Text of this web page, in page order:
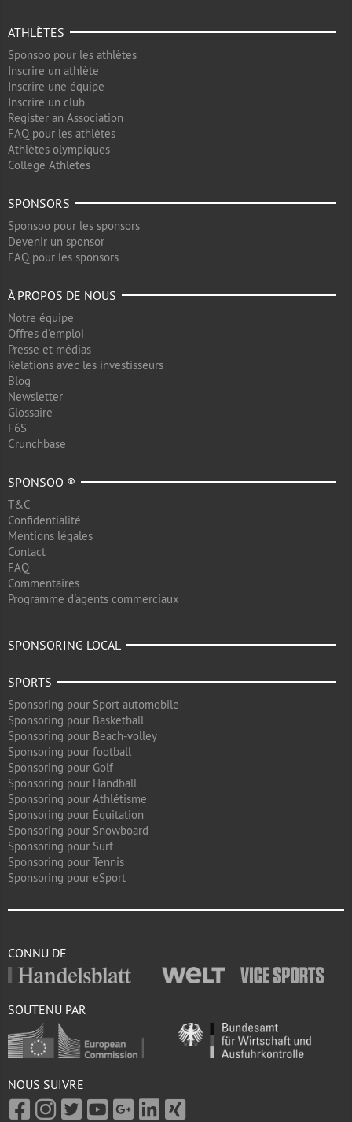
ATHLÈTES
Sponsoo pour les athlètes
Inscrire un athlète
Inscrire une équipe
Inscrire un club
Register an Association
FAQ pour les athlètes
Athlètes olympiques
College Athletes
SPONSORS
Sponsoo pour les sponsors
Devenir un sponsor
FAQ pour les sponsors
À PROPOS DE NOUS
Notre équipe
Offres d'emploi
Presse et médias
Relations avec les investisseurs
Blog
Newsletter
Glossaire
F6S
Crunchbase
SPONSOO ®
T&C
Confidentialité
Mentions légales
Contact
FAQ
Commentaires
Programme d'agents commerciaux
SPONSORING LOCAL
SPORTS
Sponsoring pour Sport automobile
Sponsoring pour Basketball
Sponsoring pour Beach-volley
Sponsoring pour football
Sponsoring pour Golf
Sponsoring pour Handball
Sponsoring pour Athlétisme
Sponsoring pour Équitation
Sponsoring pour Snowboard
Sponsoring pour Surf
Sponsoring pour Tennis
Sponsoring pour eSport
CONNU DE
SOUTENU PAR
NOUS SUIVRE